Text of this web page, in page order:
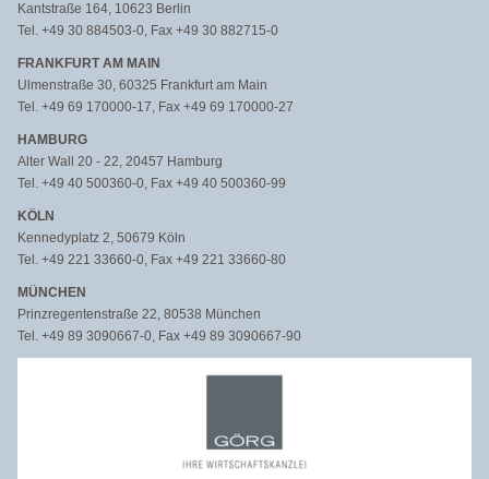
Kantstraße 164, 10623 Berlin
Tel. +49 30 884503-0, Fax +49 30 882715-0
FRANKFURT AM MAIN
Ulmenstraße 30, 60325 Frankfurt am Main
Tel. +49 69 170000-17, Fax +49 69 170000-27
HAMBURG
Alter Wall 20 - 22, 20457 Hamburg
Tel. +49 40 500360-0, Fax +49 40 500360-99
KÖLN
Kennedyplatz 2, 50679 Köln
Tel. +49 221 33660-0, Fax +49 221 33660-80
MÜNCHEN
Prinzregentenstraße 22, 80538 München
Tel. +49 89 3090667-0, Fax +49 89 3090667-90